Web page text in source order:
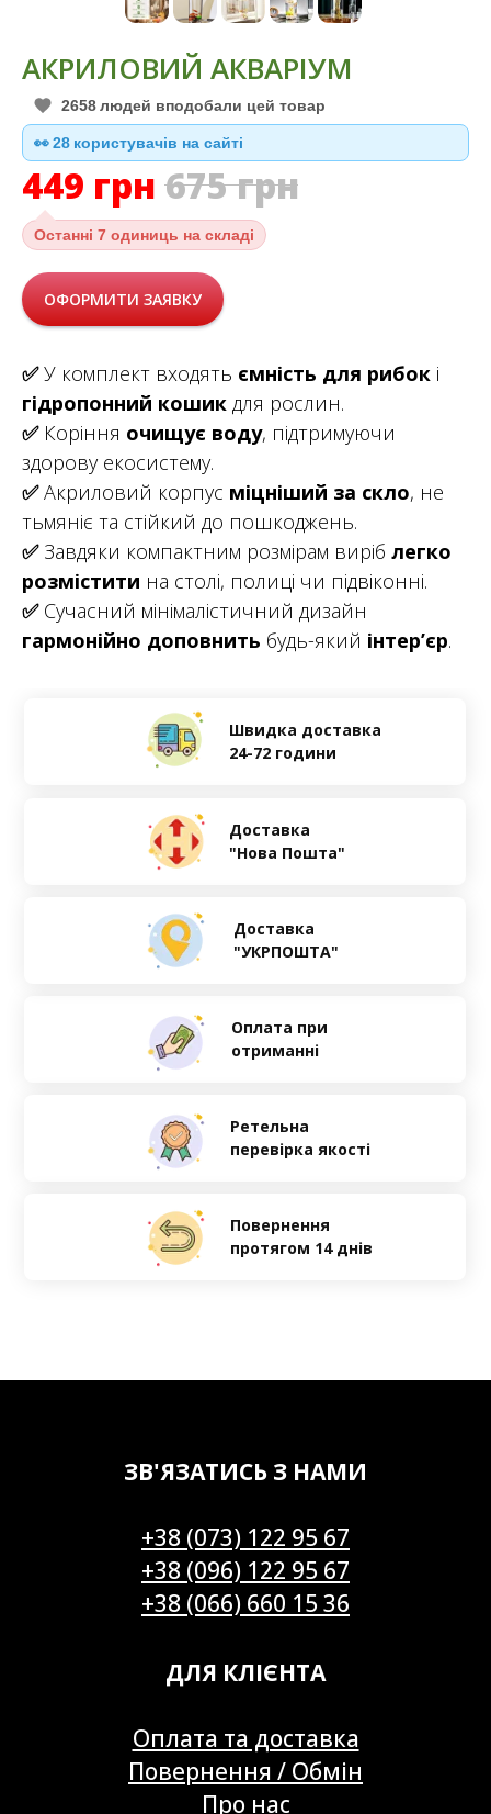
АКРИЛОВИЙ АКВАРІУМ
2658 людей вподобали цей товар
👀29 користувачів на сайті
449 грн 675грн
Останні 7 одиниць на складі
ОФОРМИТИ ЗАЯВКУ
✅У комплект входять ємність для рибок і
гідропонний кошик для рослин.
✅Коріння очищує воду, підтримуючи
здорову екосистему.
✅Акриловий корпус міцніший за скло, не
тьмяніє та стійкий до пошкоджень.
✅Завдяки компактним розмірам виріб легко
розмістити на столі, полиці чи підвіконні.
✅Сучасний мінімалістичний дизайн
гармонійно доповнить будь-який інтер’єр.
Оплата при
отриманні
Ретельна
перевірка якості
Швидка доставка
24-72 години
Доставка
"Нова Пошта"
Доставка
"УКРПОШТА"
Повернення
протягом 14 днів
ЗВ'ЯЗАТИСЬ З НАМИ
+38 (073) 122 95 67
+38 (096) 122 95 67
+38 (066) 660 15 36
ДЛЯ КЛІЄНТА
Оплата та доставка
Повернення / Обмін
Про нас